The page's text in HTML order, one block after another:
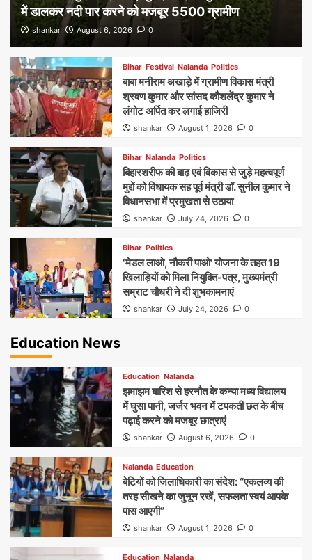
में डालकर नदी पार करने को मजबूर 5500 ग्रामीण
shankar August 6, 2026 0
Bihar Festival Nalanda Politics
बाबा मनीराम अखाड़े में ग्रामीण विकास मंत्री
श्रवण कुमार और सांसद कौशलेंद्र कुमार ने
लंगोट अर्पित कर लगाई हाजिरी
shankar August 1, 2026 0
Bihar Nalanda Politics
बिहारशरीफ की बाढ़ एवं विकास से जुड़े महत्वपूर्ण
मुद्दों को विधायक सह पूर्व मंत्री डॉ. सुनील कुमार ने
विधानसभा में प्रमुखता से उठाया
shankar July 24, 2026 0
Bihar Politics
‘मेडल लाओ, नौकरी पाओ’ योजना के तहत 19
खिलाड़ियों को मिला नियुक्ति-पत्र, मुख्यमंत्री
सम्राट चौधरी ने दी शुभकामनाएं
shankar July 24, 2026 0
Education News
Education Nalanda
झमाझम बारिश से हरनौत के कन्या मध्य विद्यालय
में घुसा पानी, जर्जर भवन में टपकती छत के बीच
पढ़ाई करने को मजबूर छात्राएं
shankar August 6, 2026 0
Nalanda Education
बेटियों को जिलाधिकारी का संदेश: “एकलव्य की
तरह सीखने का जुनून रखें, सफलता स्वयं आपके
पास आएगी”
shankar August 1, 2026 0
Education Nalanda